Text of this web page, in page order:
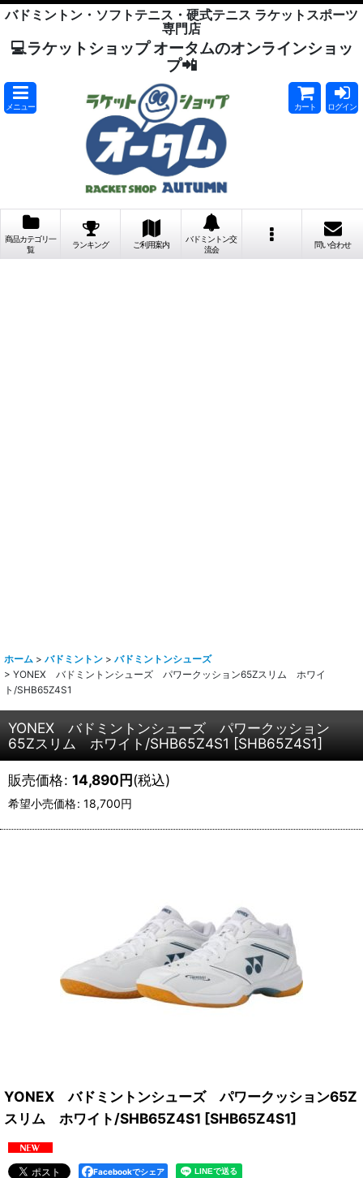
バドミントン・ソフトテニス・硬式テニス ラケットスポーツ
専門店
💻ラケットショップ オータムのオンラインショッ
プ📲
メニュー カート ログイン
商品カテゴリ一
覧
ランキング ご利用案内
バドミントン交
流会
問い合わせ
ホーム > バドミントン > バドミントンシューズ
> YONEX バドミントンシューズ パワークッション65Zスリム ホワイ
ト/SHB65Z4S1
YONEX バドミントンシューズ パワークッション
65Zスリム ホワイト/SHB65Z4S1 [SHB65Z4S1]
販売価格: 14,890円(税込)
希望小売価格: 18,700円
YONEX バドミントンシューズ パワークッション65Z
スリム ホワイト/SHB65Z4S1 [SHB65Z4S1]
Facebookでシェア